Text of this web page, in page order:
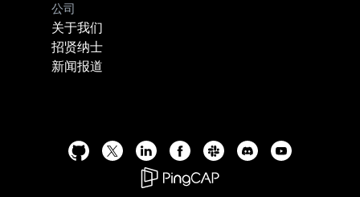
公司
关于我们
招贤纳士
新闻报道